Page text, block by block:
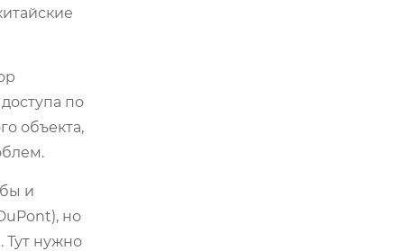
по
объекта,
и
но
Тут нужно